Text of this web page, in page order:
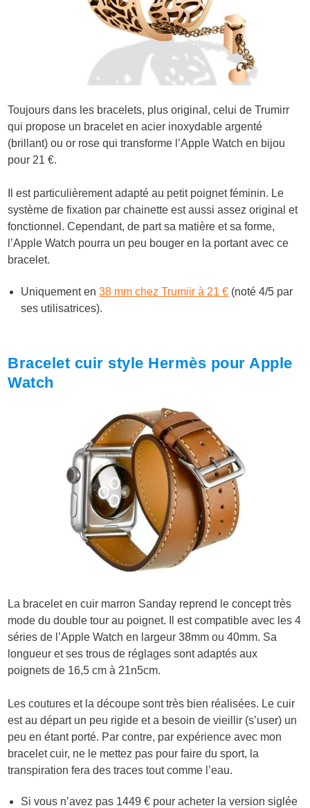
Toujours dans les bracelets, plus original, celui de Trumirr
qui propose un bracelet en acier inoxydable argenté
(brillant) ou or rose qui transforme l’Apple Watch en bijou
pour 21 €.
Il est particulièrement adapté au petit poignet féminin. Le
système de fixation par chainette est aussi assez original et
fonctionnel. Cependant, de part sa matière et sa forme,
l’Apple Watch pourra un peu bouger en la portant avec ce
bracelet.
Uniquement en38 mm chez Trumiir à 21 € (noté 4/5 par
ses utilisatrices).
Bracelet cuir style Hermès pour Apple
Watch
La bracelet en cuir marron Sanday reprend le concept très
mode du double tour au poignet. Il est compatible avec les 4
séries de l’Apple Watch en largeur 38mm ou 40mm. Sa
longueur et ses trous de réglages sont adaptés aux
poignets de 16,5 cm à 21n5cm.
Les coutures et la découpe sont très bien réalisées. Le cuir
est au départ un peu rigide et a besoin de vieillir (s’user) un
peu en étant porté. Par contre, par expérience avec mon
bracelet cuir, ne le mettez pas pour faire du sport, la
transpiration fera des traces tout comme l’eau.
Si vous n’avez pas 1449 € pour acheter la version siglée